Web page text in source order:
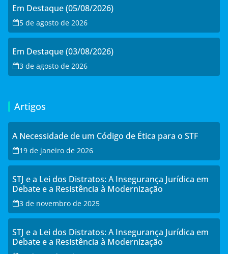
Em Destaque (05/08/2026)
5 de agosto de 2026
Em Destaque (03/08/2026)
3 de agosto de 2026
Artigos
A Necessidade de um Código de Ética para o STF
19 de janeiro de 2026
STJ e a Lei dos Distratos: A Insegurança Jurídica em
Debate e a Resistência à Modernização
3 de novembro de 2025
STJ e a Lei dos Distratos: A Insegurança Jurídica em
Debate e a Resistência à Modernização